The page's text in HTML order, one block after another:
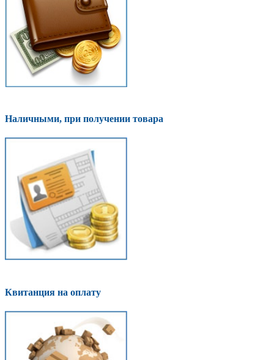
Наличными, при получении товара
Квитанция на оплату